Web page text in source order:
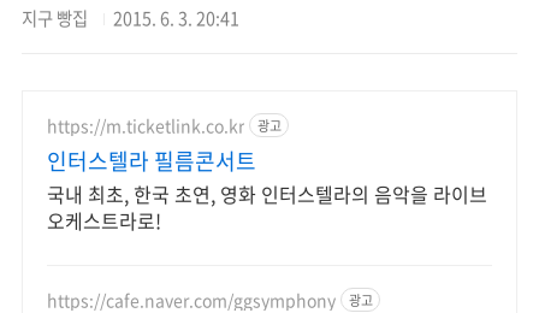
지구 빵집 2015. 6. 3. 20:41
https://m.ticketlink.co.kr 광고
인터스텔라 필름콘서트
국내 최초, 한국 초연, 영화 인터스텔라의 음악을 라이브
오케스트라로!
https://cafe.naver.com/ggsymphony 광고